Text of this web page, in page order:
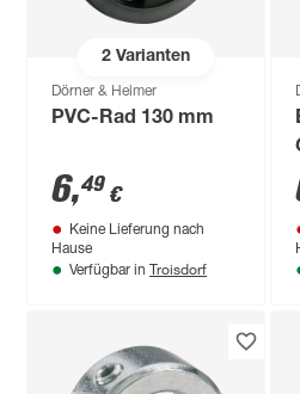
2Varianten
Dörner & Helmer
PVC-Rad 130 mm
6,49 €
Keine Lieferung nach
Hause
Verfügbar in Troisdorf